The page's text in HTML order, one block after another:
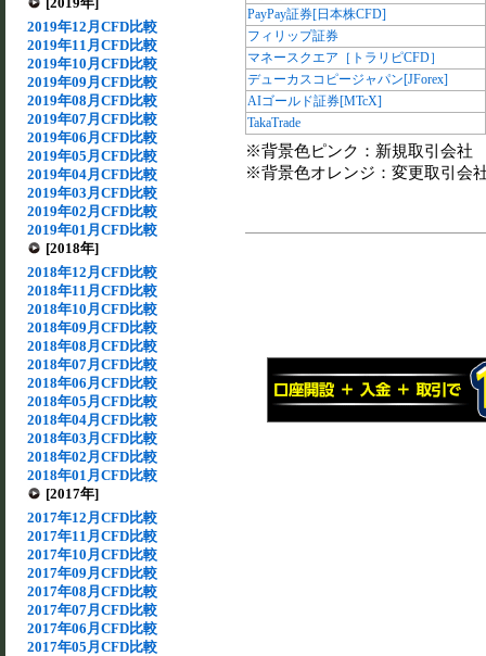
2019年12月CFD比較
2019年11月CFD比較
2019年10月CFD比較
2019年09月CFD比較
2019年08月CFD比較
2019年07月CFD比較
2019年06月CFD比較
2019年05月CFD比較
2019年04月CFD比較
2019年03月CFD比較
2019年02月CFD比較
2019年01月CFD比較
[2018年]
2018年12月CFD比較
2018年11月CFD比較
2018年10月CFD比較
2018年09月CFD比較
2018年08月CFD比較
2018年07月CFD比較
2018年06月CFD比較
2018年05月CFD比較
2018年04月CFD比較
2018年03月CFD比較
2018年02月CFD比較
2018年01月CFD比較
[2017年]
2017年12月CFD比較
2017年11月CFD比較
2017年10月CFD比較
2017年09月CFD比較
2017年08月CFD比較
2017年07月CFD比較
2017年06月CFD比較
2017年05月CFD比較
PayPay証券[日本株CFD]
フィリップ証券
マネースクエア［トラリピCFD］
デューカスコピージャパン[JForex]
AIゴールド証券[MTcX]
TakaTrade
※背景色ピンク：新規取引会社
※背景色オレンジ：変更取引会